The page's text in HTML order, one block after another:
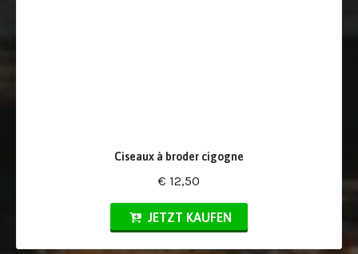
Ciseaux à broder cigogne
€ 12,50
JETZT KAUFEN